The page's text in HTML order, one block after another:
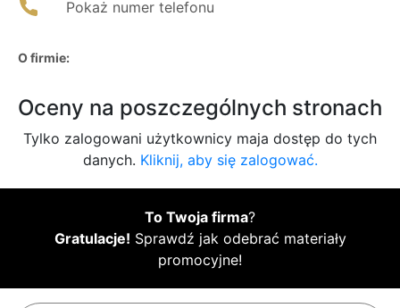
Pokaż numer telefonu
O firmie:
Oceny na poszczególnych stronach
Tylko zalogowani użytkownicy maja dostęp do tych
danych. Kliknij, aby się zalogować.
To Twoja firma?
Gratulacje! Sprawdź jak odebrać materiały
promocyjne!